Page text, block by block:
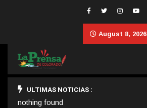
August 8, 2026
ULTIMAS NOTICIAS :
nothing found